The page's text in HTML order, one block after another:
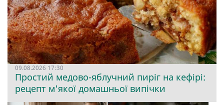
09.08.2026 17:30
Простий медово-яблучний пиріг на кефірі:
рецепт м'якої домашньої випічки